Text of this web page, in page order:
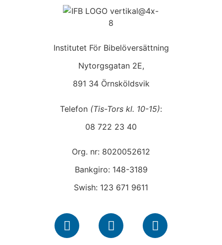
Institutet För Bibelöversättning
Nytorgsgatan 2E,
891 34 Örnsköldsvik
Telefon (Tis-Tors kl. 10-15):
08 722 23 40
Org. nr: 8020052612
Bankgiro: 148-3189
Swish: 123 671 9611